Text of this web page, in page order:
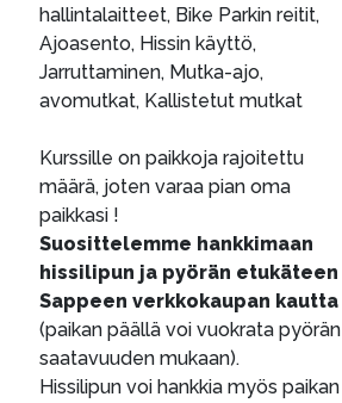
hallintalaitteet, Bike Parkin reitit,
Ajoasento, Hissin käyttö,
Jarruttaminen, Mutka-ajo,
avomutkat, Kallistetut mutkat
Kurssille on paikkoja rajoitettu
määrä, joten varaa pian oma
paikkasi !
Suosittelemme hankkimaan
hissilipun ja pyörän etukäteen
Sappeen verkkokaupan kautta
(paikan päällä voi vuokrata pyörän
saatavuuden mukaan).
Hissilipun voi hankkia myös paikan